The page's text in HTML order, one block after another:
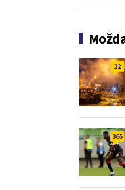
22
365